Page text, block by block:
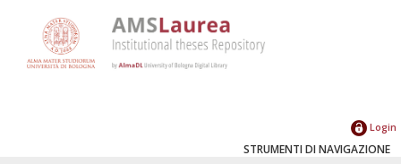
Login
STRUMENTI DI NAVIGAZIONE